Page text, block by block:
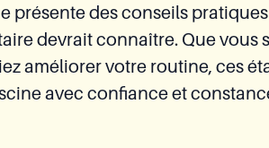
présente des conseils
devrait connaître. Que vous
améliorer votre routine, ces
avec confiance et